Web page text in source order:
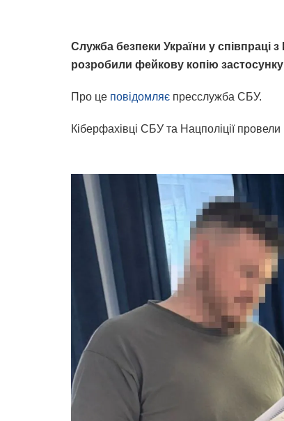
Служба безпеки України у співпраці
розробили фейкову копію
Про це повідомляє пресслужба СБУ.
Кіберфахівці СБУ та Нацполіції